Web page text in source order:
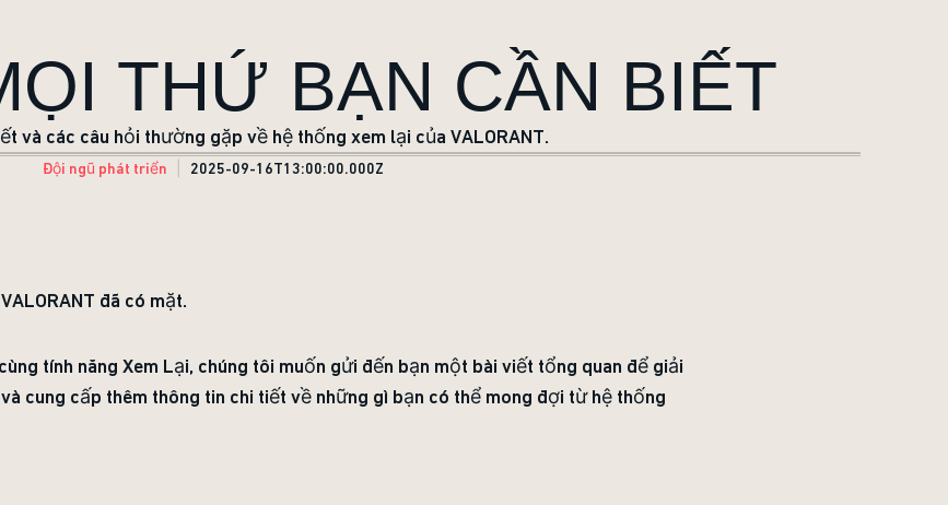
THỨ BẠN CẦN BIẾT
và các câu hỏi thường gặp về hệ thống xem lại của VALORANT.
Đội ngũ phát triển 2025-09-16T13:00:00.000Z
đã có mặt.
tính năng Xem Lại, chúng tôi muốn gửi đến bạn một bài viết tổng quan để giải
cung cấp thêm thông tin chi tiết về những gì bạn có thể mong đợi từ hệ thống